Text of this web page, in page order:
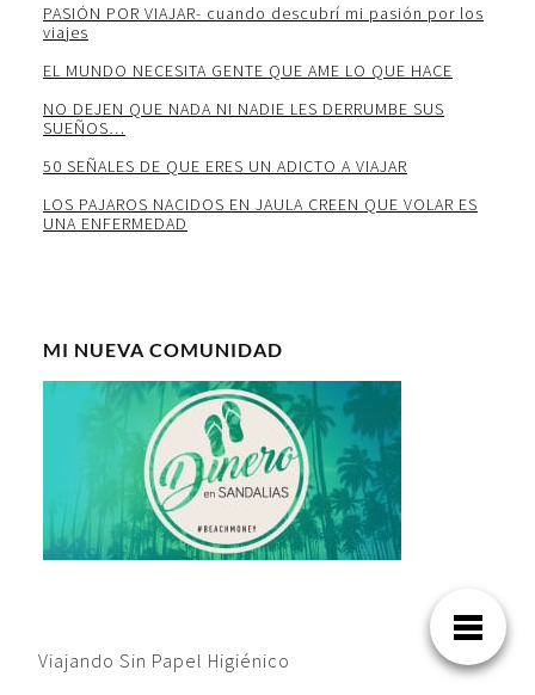
PASIÓN POR VIAJAR- cuando descubrí mi pasión por los
viajes
EL MUNDO NECESITA GENTE QUE AME LO QUE HACE
NO DEJEN QUE NADA NI NADIE LES DERRUMBE SUS
SUEÑOS…
50 SEÑALES DE QUE ERES UN ADICTO A VIAJAR
LOS PAJAROS NACIDOS EN JAULA CREEN QUE VOLAR ES
UNA ENFERMEDAD
MI NUEVA COMUNIDAD
Viajando Sin Papel Higiénico